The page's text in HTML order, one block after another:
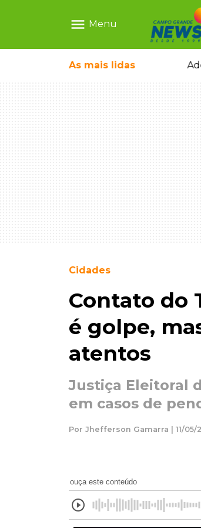
menu Menu
As mais lidas
ganhar dia oficial em MS
Cidades
Contato do
é golpe,
atentos
Justiça Eleitoral
em casos de
Por Jhefferson Gamarra | 11/05/
ouça este conteúdo